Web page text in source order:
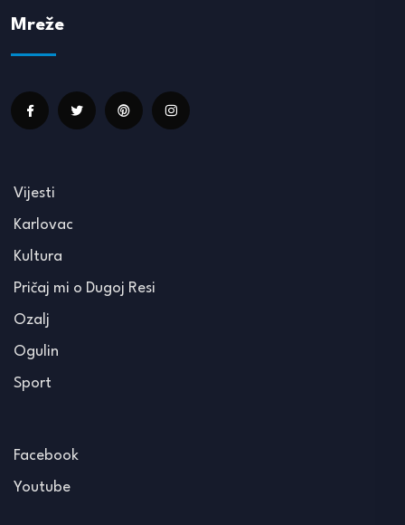
Mreže
Vijesti
Karlovac
Kultura
Pričaj mi o Dugoj Resi
Ozalj
Ogulin
Sport
Facebook
Youtube